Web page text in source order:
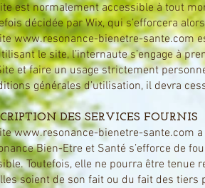
est normalement accessible à tout
décidée par Wix, qui s’efforcera
www.resonance-bienetre-sante.com
le site, l’internaute s’engage à
et faire un usage strictement
générales d’utilisation, il devra
DES SERVICES FOURNIS
www.resonance-bienetre-sante.com
Bien-Etre et Santé s’efforce de
Toutefois, elle ne pourra être tenue
soient de son fait ou du fait des